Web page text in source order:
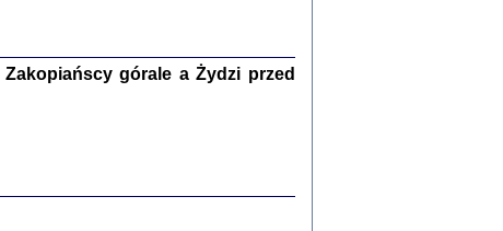
górale a Żydzi przed